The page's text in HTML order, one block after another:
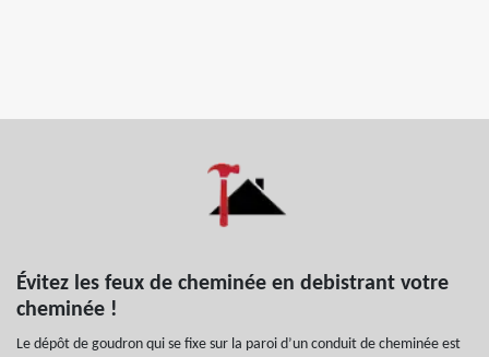
Évitez les feux de cheminée en debistrant votre
cheminée !
Le dépôt de goudron qui se fixe sur la paroi d’un conduit de cheminée est